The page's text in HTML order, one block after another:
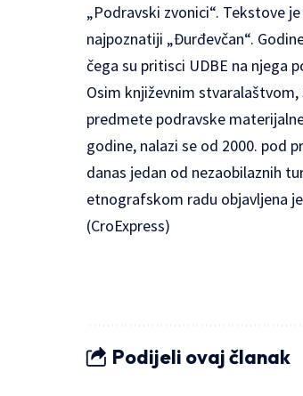
„Podravski zvonici“. Tekstove
najpoznatiji „Đurđevčan“.
čega su pritisci UDBE na njega
Osim književnim
predmete podravske
godine, nalazi se od 2000. pod
danas jedan od nezaobilaznih
etnografskom radu objavljena
(CroExpress)
Podijeli ovaj članak